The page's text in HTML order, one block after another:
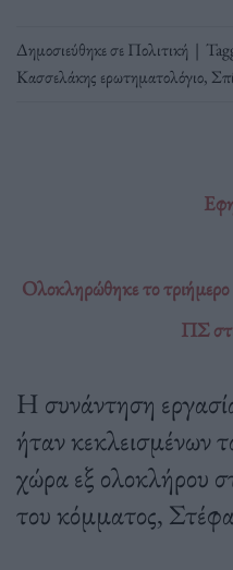
Δημοσιεύθηκε σεΠολιτική |
Κασσελάκης ερωτηματολόγιο,
Ολοκληρώθηκε το
ΠΣ
Η συνάντηση
ήταν κεκλεισμένων
χώρα εξ ολοκλήρου
του κόμματος,